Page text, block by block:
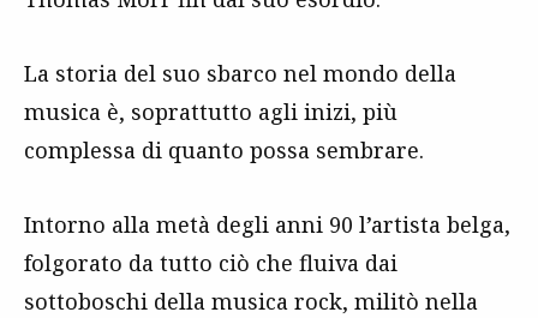
La storia del suo sbarco nel mondo della
musica è, soprattutto agli inizi, più
complessa di quanto possa sembrare.
Intorno alla metà degli anni 90 l’artista belga,
folgorato da tutto ciò che fluiva dai
sottoboschi della musica rock, militò nella